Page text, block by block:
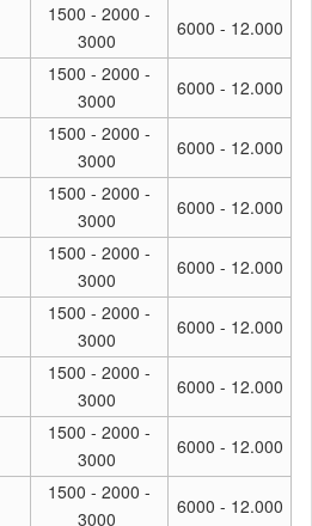
1500 - 2000 -
3000
6000 - 12.000
1500 - 2000 -
3000
6000 - 12.000
1500 - 2000 -
3000
6000 - 12.000
1500 - 2000 -
3000
6000 - 12.000
1500 - 2000 -
3000
6000 - 12.000
1500 - 2000 -
3000
6000 - 12.000
1500 - 2000 -
3000
6000 - 12.000
1500 - 2000 -
3000
6000 - 12.000
1500 - 2000 -
3000
6000 - 12.000